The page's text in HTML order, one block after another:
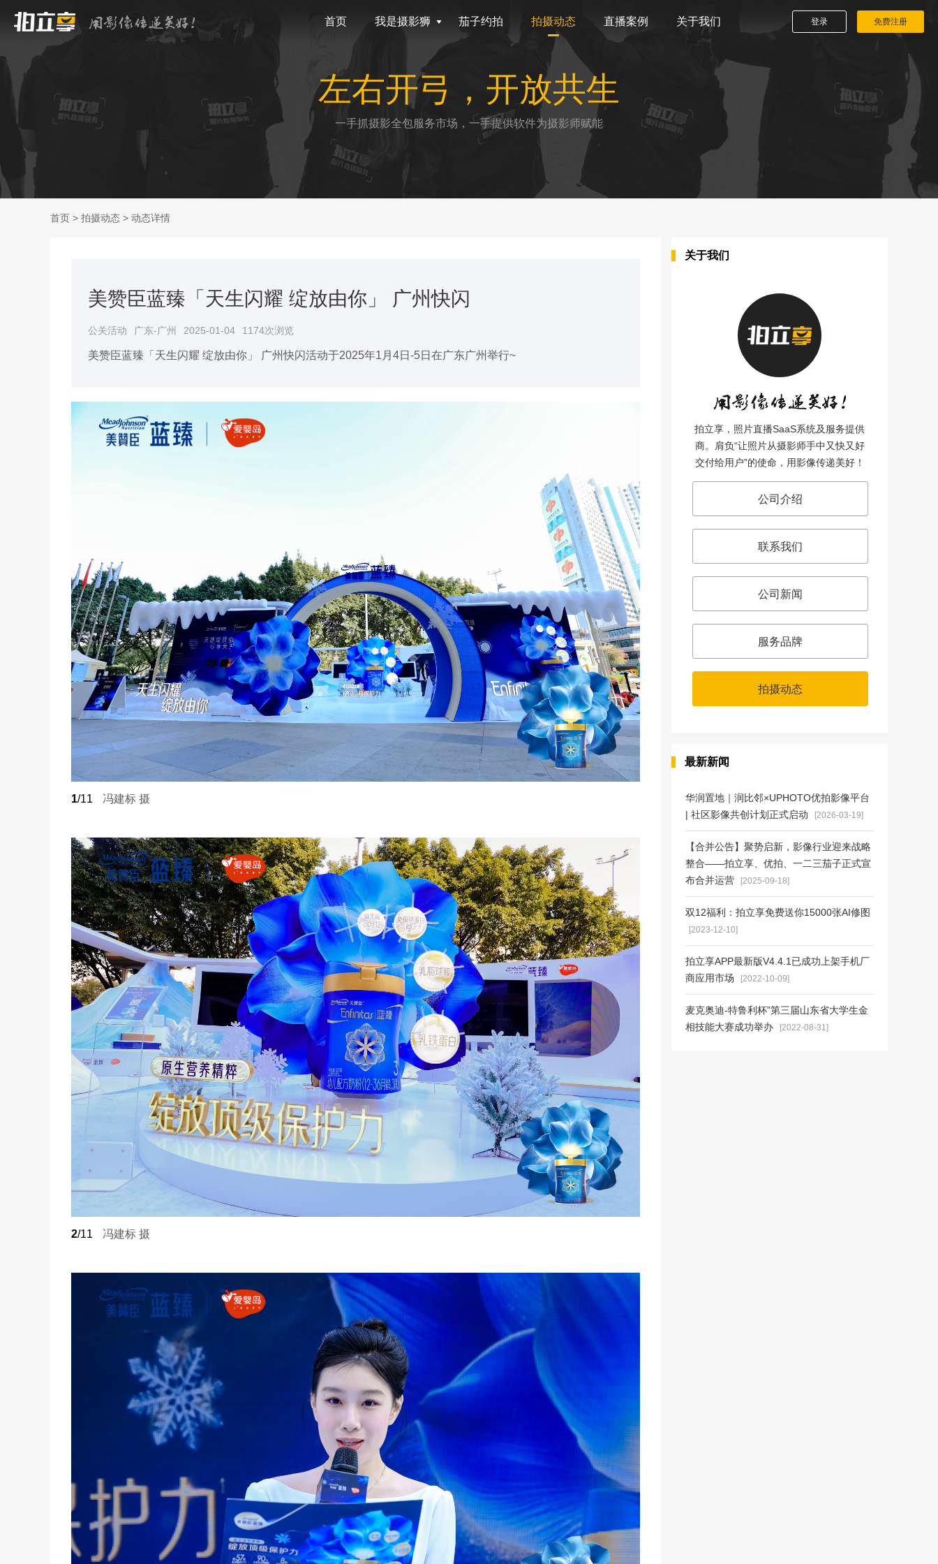
首页 我是摄影狮 茄子约拍 拍摄动态 直播案例 关于我们 登录 免费注册
左右开弓，开放共生
一手抓摄影全包服务市场，一手提供软件为摄影师赋能
首页 > 拍摄动态 > 动态详情
美赞臣蓝臻「天生闪耀 绽放由你」 广州快闪
公关活动 广东-广州 2025-01-04 1174次浏览
美赞臣蓝臻「天生闪耀 绽放由你」 广州快闪活动于2025年1月4日-5日在广东广州举行~
1/11 冯建标 摄
2/11 冯建标 摄
关于我们
拍立享，照片直播SaaS系统及服务提供
商。肩负“让照片从摄影师手中又快又好
交付给用户”的使命，用影像传递美好！
公司介绍
联系我们
公司新闻
服务品牌
拍摄动态
最新新闻
华润置地｜润比邻×UPHOTO优拍影像平台
| 社区影像共创计划正式启动
[2026-03-19]
【合并公告】聚势启新，影像行业迎来战略
整合——拍立享、优拍、一二三茄子正式宣
布合并运营
[2025-09-18]
双12福利：拍立享免费送你15000张AI修图
[2023-12-10]
拍立享APP最新版V4.4.1已成功上架手机厂
商应用市场
[2022-10-09]
麦克奥迪-特鲁利杯”第三届山东省大学生金
相技能大赛成功举办
[2022-08-31]